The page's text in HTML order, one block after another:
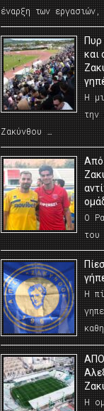
έναρξη των
Πυρ
και
Η
την
Ζακύνθου …
Από
Ο
του
Η
Η